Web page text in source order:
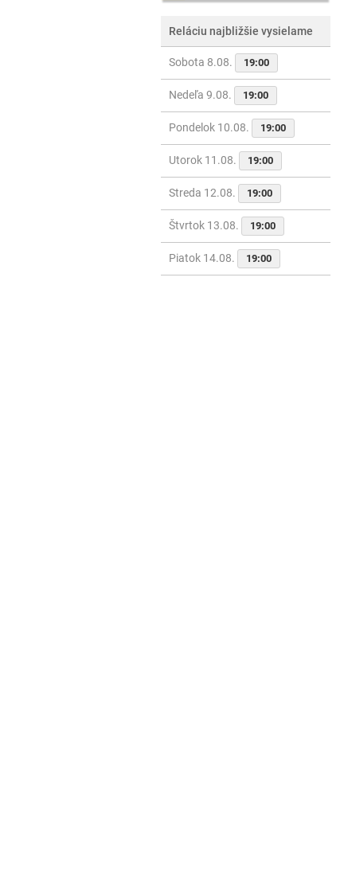
Reláciu najbližšie vysielame
Sobota 8.08. 19:00
Nedeľa 9.08. 19:00
Pondelok 10.08. 19:00
Utorok 11.08. 19:00
Streda 12.08. 19:00
Štvrtok 13.08. 19:00
Piatok 14.08. 19:00